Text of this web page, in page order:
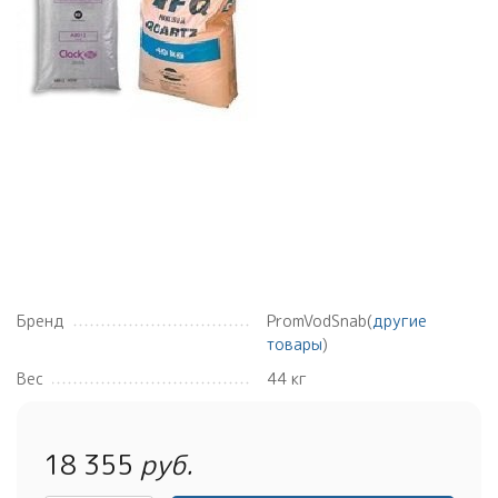
Бренд PromVodSnab(другие
товары)
Вес
44 кг
18 355 руб.